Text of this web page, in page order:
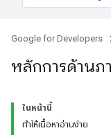
Google for Developers
หลักการด้านภ
ในหน้านี้
ทำให้เนื้อหาอ่านง่าย